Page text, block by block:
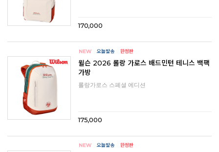
170,000
윌슨 2026 롤랑 가로스 배드민턴 테니스 백팩
가방
롤랑가로스 스폐셜 에디션
175,000